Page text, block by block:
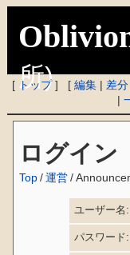
所)
[ トップ] [編集 | 差分
|
ログイン
Top /運営/
ユーザー名:
パスワード: